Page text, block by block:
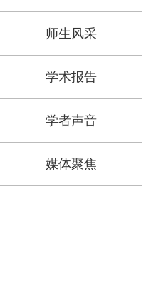
师生风采
学术报告
学者声音
媒体聚焦